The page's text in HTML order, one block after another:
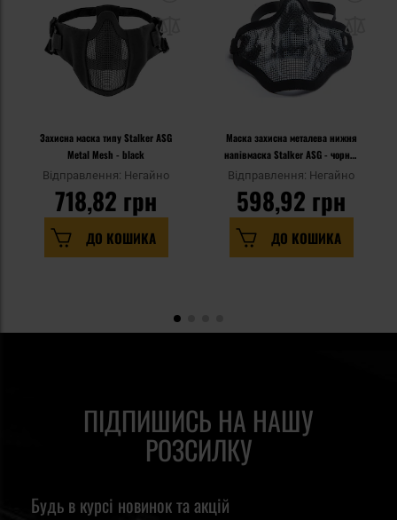
Захисна маска типу Stalker ASG
Metal Mesh - black
Відправлення: Негайно
718,82 грн
ДО КОШИКА
Маска захисна металева нижня
напівмаска Stalker ASG - чорна/
череп
Відправлення: Негайно
598,92 грн
ДО КОШИКА
ПІДПИШИСЬ НА НАШУ
РОЗСИЛКУ
Будь в курсі новинок та акцій